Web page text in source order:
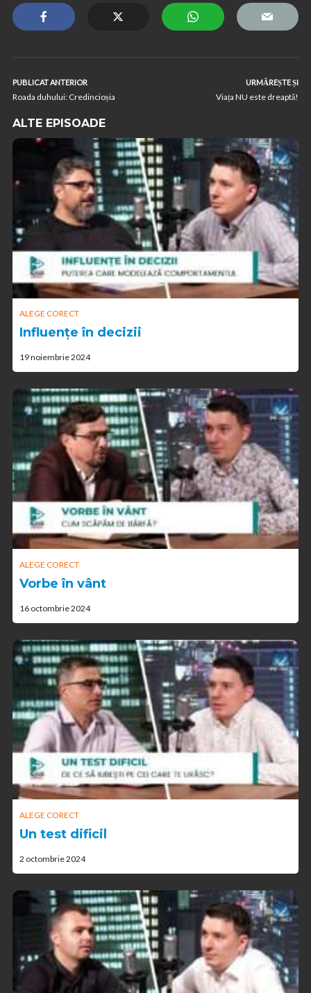
PUBLICAT ANTERIOR
Roada duhului: Credincioșia
URMĂREȘTE ȘI
Viața NU este dreaptă!
ALTE EPISOADE
ALEGE CORECT
Influențe în decizii
19 noiembrie 2024
ALEGE CORECT
Vorbe în vânt
16 octombrie 2024
ALEGE CORECT
Un test dificil
2 octombrie 2024